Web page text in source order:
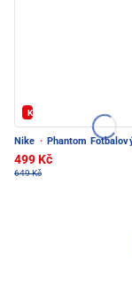
Kód: FOTBAL20
Nike · Phantom
499 Kč
649 Kč